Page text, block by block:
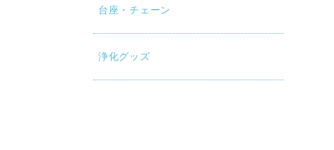
台座・チェーン
浄化グッズ